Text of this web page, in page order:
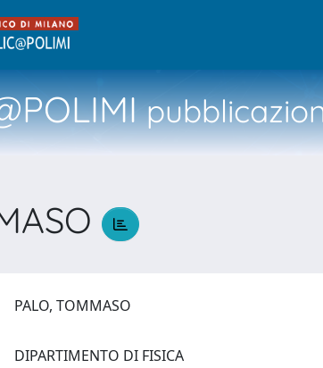
PALO, TOMMASO
DIPARTIMENTO DI FISICA